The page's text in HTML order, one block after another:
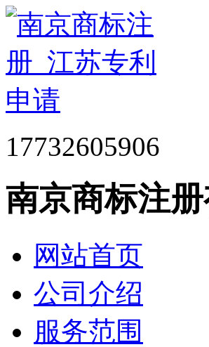
17732605906
南京商标注
网站首页
公司介绍
服务范围